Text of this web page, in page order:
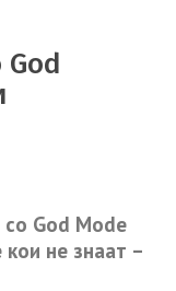
God Mode
не знаат –